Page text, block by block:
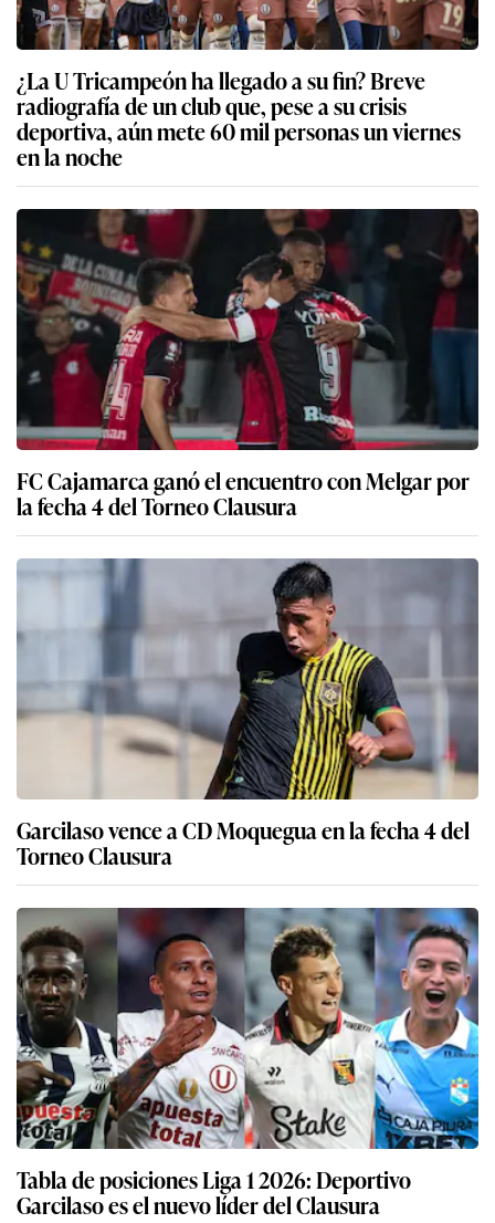
¿La U Tricampeón ha llegado a su fin? Breve
radiografía de un club que, pese a su crisis
deportiva, aún mete 60 mil personas un viernes
en la noche
FC Cajamarca ganó el encuentro con Melgar por
la fecha 4 del Torneo Clausura
Garcilaso vence a CD Moquegua en la fecha 4 del
Torneo Clausura
Tabla de posiciones Liga 1 2026: Deportivo
Garcilaso es el nuevo líder del Clausura